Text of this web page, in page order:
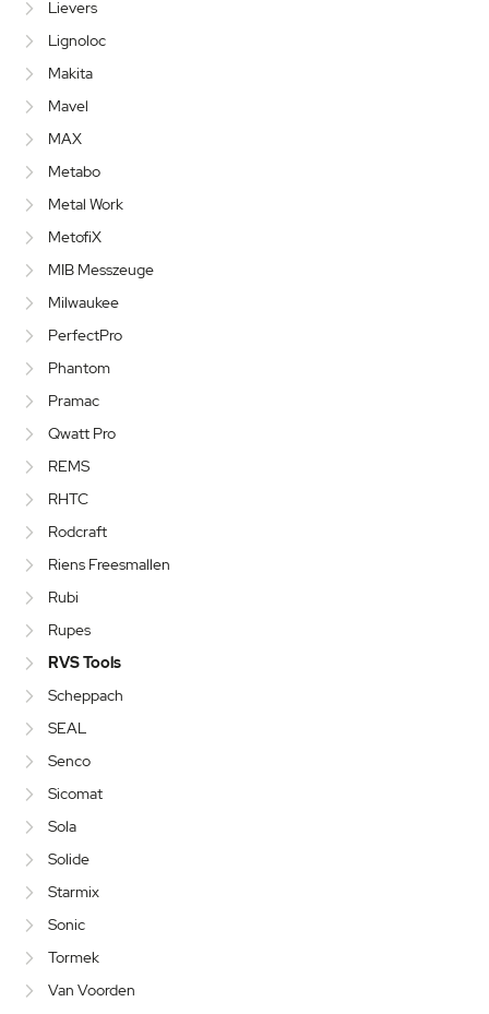
Lievers
Lignoloc
Makita
Mavel
MAX
Metabo
Metal Work
MetofiX
MIB Messzeuge
Milwaukee
PerfectPro
Phantom
Pramac
Qwatt Pro
REMS
RHTC
Rodcraft
Riens Freesmallen
Rubi
Rupes
RVS Tools
Scheppach
SEAL
Senco
Sicomat
Sola
Solide
Starmix
Sonic
Tormek
Van Voorden